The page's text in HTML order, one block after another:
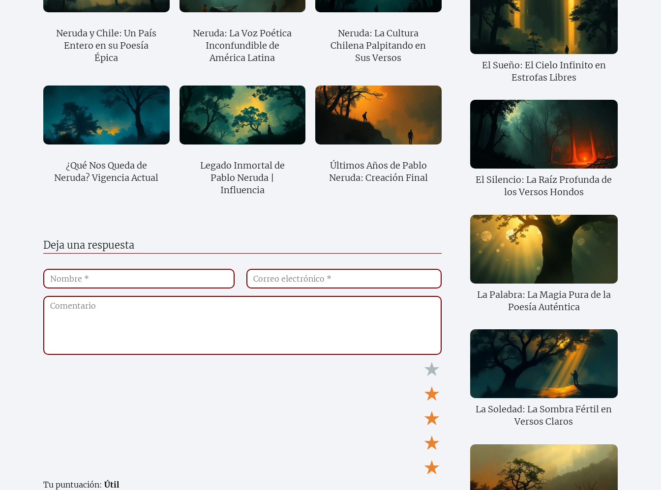
Neruda y Chile: Un País
Entero en su Poesía
Épica
Neruda: La Voz Poética
Inconfundible de
América Latina
Neruda: La Cultura
Chilena Palpitando en
Sus Versos
¿Qué Nos Queda de
Neruda? Vigencia Actual
Legado Inmortal de
Pablo Neruda |
Influencia
Últimos Años de Pablo
Neruda: Creación Final
Deja una respuesta
★
★
★
★
★
Tu puntuación: Útil
El Sueño: El Cielo Infinito en
Estrofas Libres
El Silencio: La Raíz Profunda de
los Versos Hondos
La Palabra: La Magia Pura de la
Poesía Auténtica
La Soledad: La Sombra Fértil en
Versos Claros